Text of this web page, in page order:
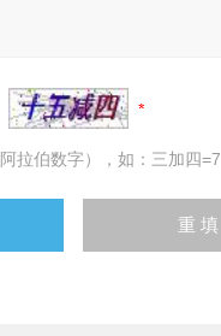
拉伯数字），如：三加四=7